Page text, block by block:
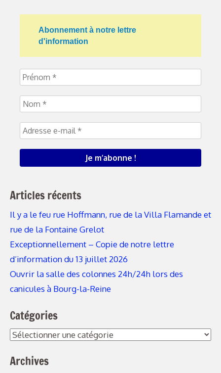
Abonnement à notre lettre
d'information
Articles récents
Il y a le feu rue Hoffmann, rue de la Villa Flamande et
rue de la Fontaine Grelot
Exceptionnellement – Copie de notre lettre
d’information du 13 juillet 2026
Ouvrir la salle des colonnes 24h/24h lors des
canicules à Bourg-la-Reine
Catégories
Archives